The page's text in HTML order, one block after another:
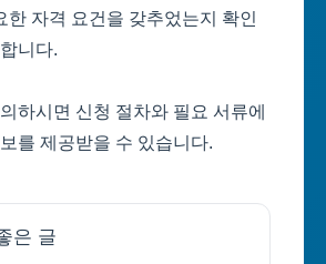
한 자격 요건을 갖추었는지 확인
니다.
하시면 신청 절차와 필요 서류에
를 제공받을 수 있습니다.
은 글